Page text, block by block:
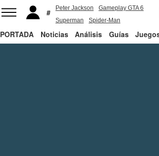
Peter Jackson
Gameplay GTA 6
Superman
Spider-Man
PORTADA Noticias Análisis Guías